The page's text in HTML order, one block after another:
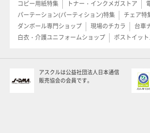
コピー用紙特集
トナー・インクメガストア
パーテーション(パーティション)特集
チェア特
ダンボール専門ショップ
現場のチカラ 台車
白衣・介護ユニフォームショップ
ポストイッ
アスクルは公益社団法人日本通信
販売協会の会員です。